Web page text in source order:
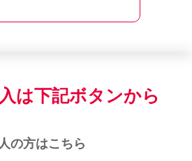
は下記ボタンから
の方はこちら